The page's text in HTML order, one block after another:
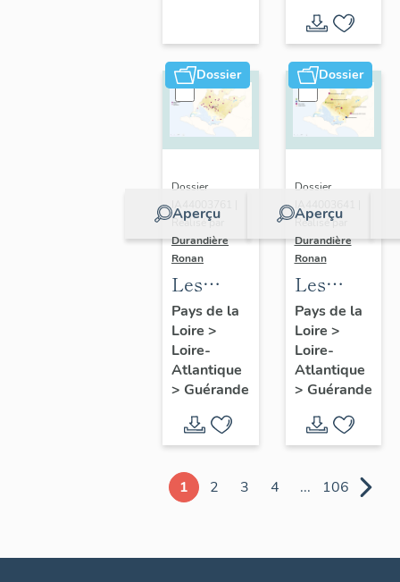
Dossier
Aperçu
Dossier
IA44003761 |
Réalisé par
Durandière
Ronan
Les
châteaux
et
manoirs
de
Guérande
Pays de la
Loire >
Loire-
Atlantique
> Guérande
Dossier
Aperçu
Dossier
IA44003641 |
Réalisé par
Durandière
Ronan
Les
blockhaus
de
Guérande
Pays de la
Loire >
Loire-
Atlantique
> Guérande
1 2 3 4 ... 106